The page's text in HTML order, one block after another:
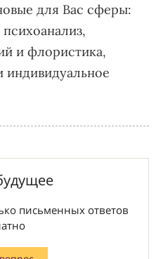
для Вас сферы:
и флористика,
индивидуальное
письменных ответов